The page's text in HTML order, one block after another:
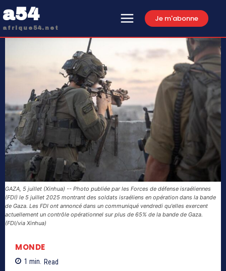
a54
afrique54.net
Je m'abonne
GAZA, 5 juillet (Xinhua) -- Photo publiée par les Forces de défense israéliennes
(FDI) le 5 juillet 2025 montrant des soldats israéliens en opération dans la bande
de Gaza. Les FDI ont annoncé dans un communiqué vendredi qu'elles exercent
actuellement un contrôle opérationnel sur plus de 65% de la bande de Gaza.
(FDI/via Xinhua)
MONDE
1 min. Read